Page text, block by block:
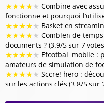
★★★★★ Combiné avec
fonctionne et pourquoi
★★★★★ Basket en
★★★★★ Combien de
documents ? (3.9/5 sur 7
★★★★★ Efootball mobile :
amateurs de simulation de
★★★★★ Score! hero :
sur les actions clés (3.8/5 sur